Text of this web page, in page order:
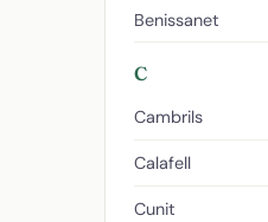
Benissanet
C
Cambrils
Calafell
Cunit